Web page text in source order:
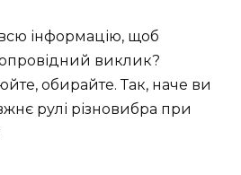
інформацію, щоб
виклик?
обирайте. Так, наче ви
рулі різновибра при